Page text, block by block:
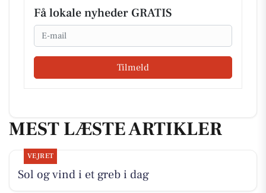
Få lokale nyheder GRATIS
Email
Tilmeld
MEST LÆSTE ARTIKLER
VEJRET
Sol og vind i et greb i dag